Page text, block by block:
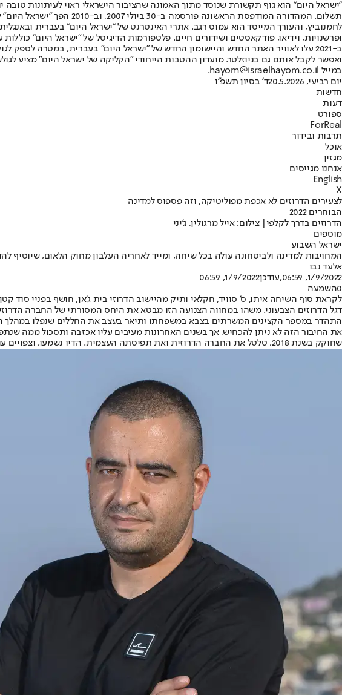
"ישראל היום" הוא גוף תקשורת שנוסד מתוך האמונה שהציבור הישראלי ראוי לעיתונות טובה
תשלום. המהדורה המודפסת
ופרשנויות, וידיאו, פודקאסטים ושידורים חיים. פלטפורמות הדיגיטל של "ישראל היום"
ב-2021 עלו לאוויר האתר החדש והיישומון החדש של "ישראל היום" בעברית, במטרה
ואפשר לקבל אותם גם בניוזלטר. מועדון ההטבות הייחודי "הקליקה של ישראל היום" מציע
במייל hayom@israelhayom.co.il.
יום רביעי, 20.5.2026
ד' בסיון תשפ"ו
חדשות
דעות
ספורט
ForReal
תרבות ובידור
אוכל
מגזין
אנחנו מגייסים
English
X
לצעירים הדרוזים לא אכפת מפוליטיקה, וזה פספוס למדינה
הבוחרים 2022
הדרוזים בדרך לקלפי| צילום: אייל מרגולין, ג'יני
מוספים
ישראל השבוע
המחויבות למדינה ולביטחונה עולה בכל שיחה, ומייד לאחריה העלבון מחוק הלאום,
אלעד נבו
1/9/2022, 06:59
,עודכן1/9/2022, 06:59
0השמעה
לקראת סוף השיחה איתו, ס' סוויד, חקלאי ותיק מהיישוב הדרוזי בית ג'אן, חושף בפניי סוד
דגל הדרוזים הצבעוני. משהו במחווה הצנועה הזו מבטא את היחס המסורתי של החברה
התהדר במספר הקצינים המשרתים בצבא במשפחתו ותיאר בעצב את החללים שנפלו במהלך
את החיבור הזה לא ניתן להכחיש, אך בשנים האחרונות מעיבים עליו אכזבה ותסכול ממה
שחוקק בשנת 2018, טלטל את החברה הדרוזית ואת תפיסתה העצמית. הדיו נשמעו, וצפויים עוד להישמע, גם בקלפי.